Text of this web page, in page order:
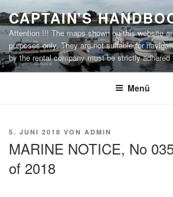
Inhalt
springen
CAPTAIN'S
Attention !!! The maps shown on this website
purposes only. They are not suitable for
by the rental company must be strictly adhered
Menü
VERÖFFENTLICHT
5. JUNI 2018 VON ADMIN
MARINE NOTICE, No
of 2018